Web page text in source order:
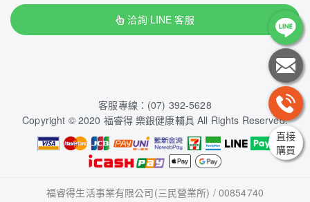
洽詢 LINE 客服
客服專線：(07) 392-5628
Copyright © 2020 福睿得 樂銀健康輔具 All Rights Reserved.
福睿得生活事業有限公司(三民營業所) / 00854740
直接
購買